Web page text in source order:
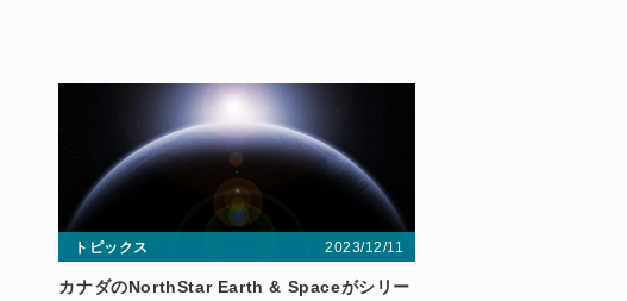
トピックス 2023/12/11
カナダのNorthStar Earth & Spaceがシリー